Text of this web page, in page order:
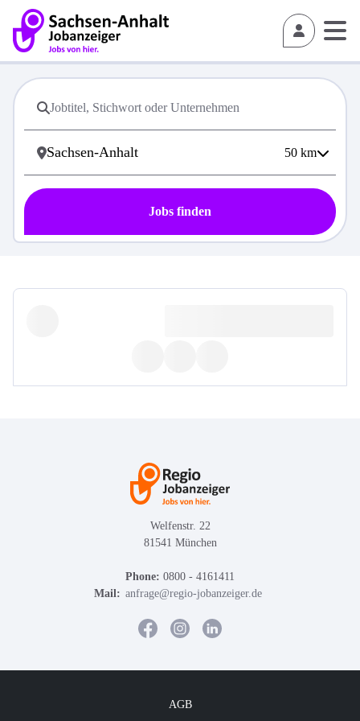
50 km
Jobs finden
Welfenstr. 22
81541 München
Phone: 0800 - 4161411
Mail: anfrage@regio-jobanzeiger.de
AGB